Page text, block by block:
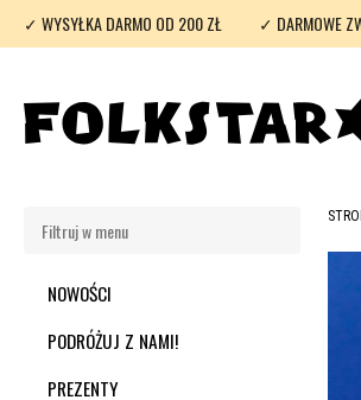
✓ WYSYŁKA DARMO OD 200 ZŁ ✓ DARMOWE
NOWOŚCI
PODRÓŻUJ Z NAMI!
PREZENTY